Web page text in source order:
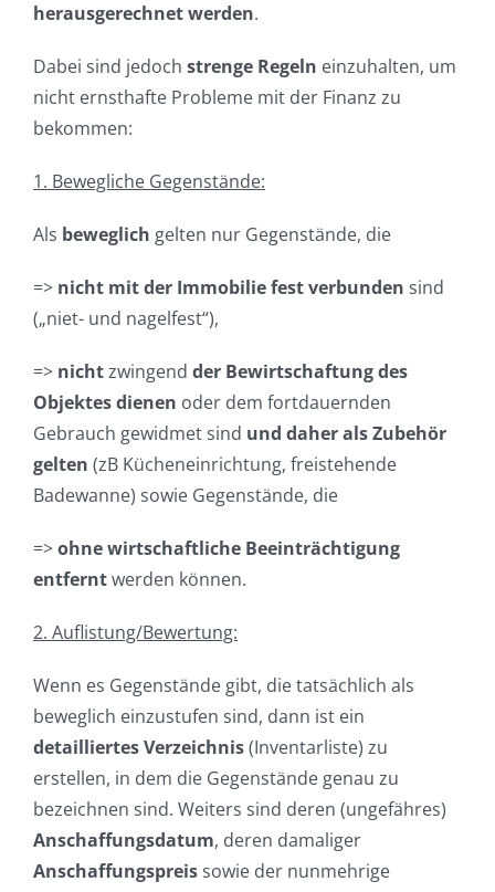
herausgerechnet werden.
Dabei sind jedoch strenge Regeln einzuhalten, um
nicht ernsthafte Probleme mit der Finanz zu
bekommen:
1. Bewegliche Gegenstände:
Als beweglich gelten nur Gegenstände, die
=> nicht mit der Immobilie fest verbunden sind
(„niet- und nagelfest“),
=> nichtzwingend der Bewirtschaftung des
Objektes dienen oder dem fortdauernden
Gebrauch gewidmet sind und daher als Zubehör
gelten (zB Kücheneinrichtung, freistehende
Badewanne) sowie Gegenstände, die
=>ohne wirtschaftliche Beeinträchtigung
entferntwerden können.
2. Auflistung/Bewertung:
Wenn es Gegenstände gibt, die tatsächlich als
beweglich einzustufen sind, dann ist ein
detailliertes Verzeichnis(Inventarliste) zu
erstellen, in dem die Gegenstände genau zu
bezeichnen sind. Weiters sind deren (ungefähres)
Anschaffungsdatum, deren damaliger
Anschaffungspreissowie der nunmehrige